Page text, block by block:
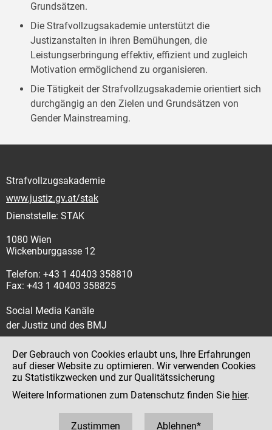
Grundsätzen.
Die Strafvollzugsakademie unterstützt die
Justizanstalten in ihren Bemühungen, die
Leistungserbringung effektiv, effizient und zugleich
Motivation ermöglichend zu organisieren.
Die Tätigkeit der Strafvollzugsakademie orientiert sich
durchgängig an den Zielen und Grundsätzen von
Gender Mainstreaming.
Strafvollzugsakademie
www.justiz.gv.at/stak
Dienststelle: STAK
1080 Wien
Wickenburggasse 12
Telefon: +43 1 40403 358810
Fax: +43 1 40403 358825
Social Media Kanäle
der Justiz und des BMJ
Impressum
Datenschutz
Der Gebrauch von Cookies erlaubt uns, Ihre Erfahrungen
auf dieser Website zu optimieren. Wir verwenden Cookies
zu Statistikzwecken und zur Qualitätssicherung
Weitere Informationen zum Datenschutz finden Sie hier.
Zustimmen Ablehnen*